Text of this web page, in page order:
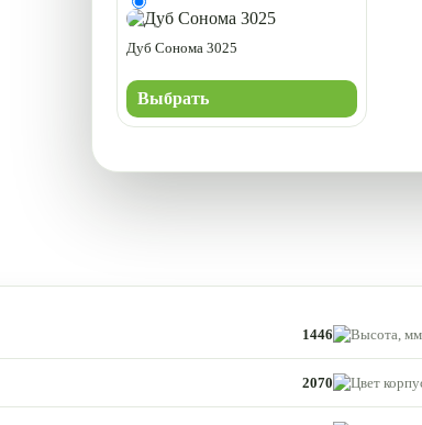
Дуб Сонома 3025
Выбрать
1446
2070